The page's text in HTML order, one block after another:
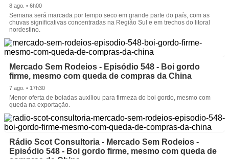
8 ago. • 6h00
Semana será marcada por tempo seco em grande parte do país, com as
chuvas significativas concentradas na Região Sul e em trechos do litoral
nordestino.
Mercado Sem Rodeios - Episódio 548 - Boi gordo
firme, mesmo com queda de compras da China
7 ago. • 17h30
Menor oferta de boiadas auxiliou para firmeza do boi gordo, mesmo com
queda na exportação.
Rádio Scot Consultoria - Mercado Sem Rodeios -
Episódio 548 - Boi gordo firme, mesmo com queda de